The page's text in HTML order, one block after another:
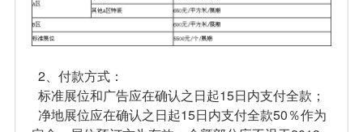
2、付款方式：
标准展位和广告应在确认之日起15日内支付全款；
净地展位应在确认之日起15日内支付全款50％作为